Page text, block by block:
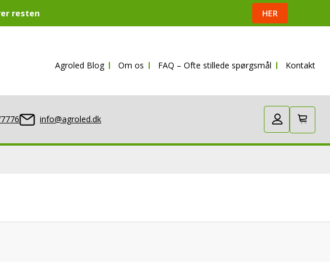
resten HER
Agroled Blog Om os FAQ – Ofte stillede spørgsmål Kontakt
info@agroled.dk